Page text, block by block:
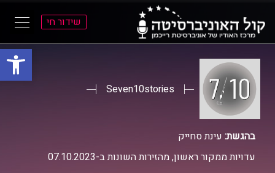
פתח
התפריט
הראשי
הראשי
שידור חי
Seven10stories
בהגשת: עינת סחייק
עדויות ממקור ראשון, מהזירות השונות ב-07.10.2023